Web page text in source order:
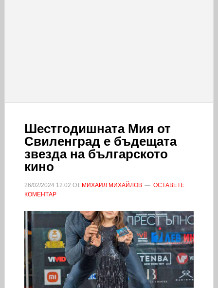
Шестгодишната Мия от
Свиленград е бъдещата
звезда на българското
кино
26/02/2024 12:02 ОТ МИХАИЛ МИХАЙЛОВ
ОСТАВЕТЕ
КОМЕНТАР